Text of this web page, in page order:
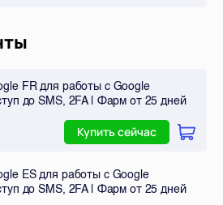
FR для работы с Google
до SMS, 2FA | Фарм от 25 дней
Купить сейчас
ES для работы с Google
до SMS, 2FA | Фарм от 25 дней